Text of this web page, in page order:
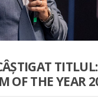
OF THE YEAR